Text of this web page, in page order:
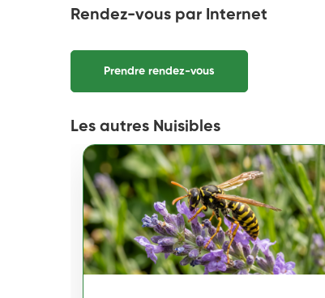
Rendez-vous par Internet
Prendre rendez-vous
Les autres Nuisibles